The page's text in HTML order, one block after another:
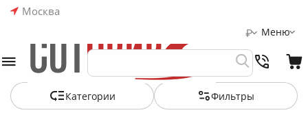
Москва
Меню
₽
Категории Фильтры